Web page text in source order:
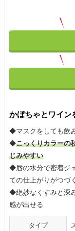
かぼちゃとワイン
◆マスクをしても飲
◆こっくりカラーの
じみやすい
◆唇の水分で密着ジ
ての仕上がりがつづく
◆絶妙なくすみと深
感が出せる
タイプ